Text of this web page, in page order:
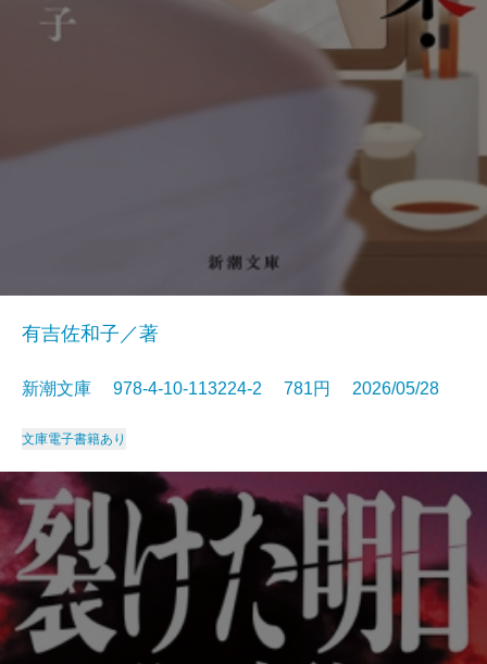
有吉佐和子／著
新潮文庫 978-4-10-113224-2 781円 2026/05/28
文庫電子書籍あり